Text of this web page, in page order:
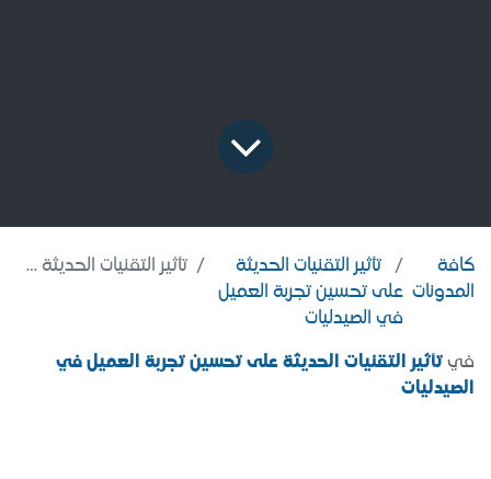
كافة
المدونات
تأثير التقنيات الحديثة
على تحسين تجربة العميل
في الصيدليات
تأثير التقنيات الحديثة على تحسين تجربة العميل في الصيدليات
في تأثير التقنيات الحديثة على تحسين تجربة العميل في
الصيدليات